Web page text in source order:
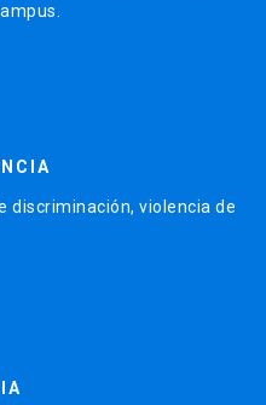
discriminación, violencia de